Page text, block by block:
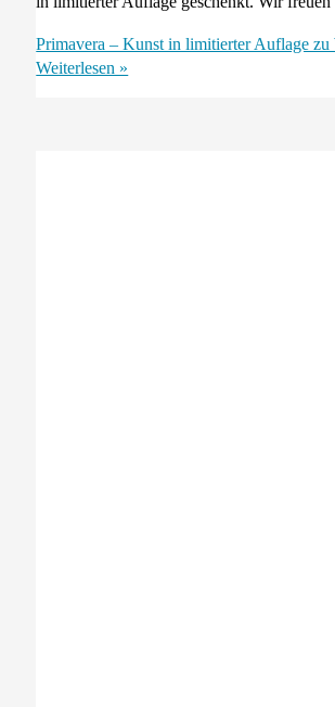
Primavera – Kunst in limitierter Auflage zu
Weiterlesen »